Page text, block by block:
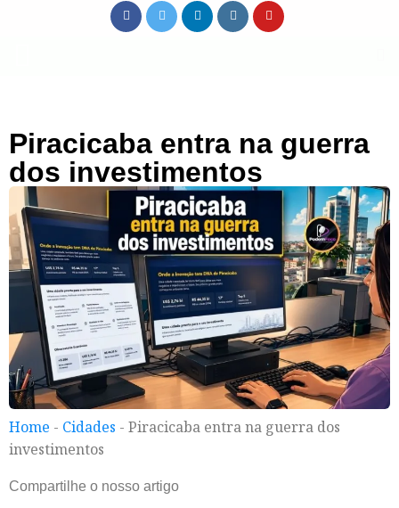
Piracicaba entra na guerra
dos investimentos
Home - Cidades - Piracicaba entra na guerra dos
investimentos
Compartilhe o nosso artigo